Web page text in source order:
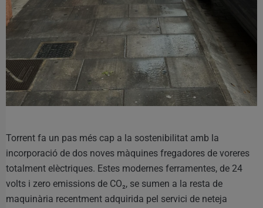
Torrent fa un pas més cap a la sostenibilitat amb la
incorporació de dos noves màquines fregadores de voreres
totalment elèctriques. Estes modernes ferramentes, de 24
volts i zero emissions de CO₂, se sumen a la resta de
maquinària recentment adquirida pel servici de neteja